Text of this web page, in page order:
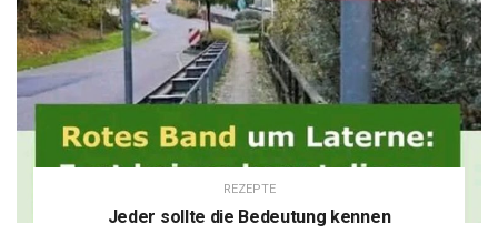
REZEPTE
Jeder sollte die Bedeutung kennen